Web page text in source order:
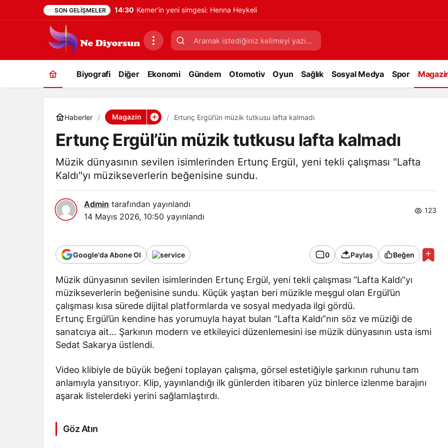
SON GELIŞMELER 14:30 Kemer’in yeni simgesi: Henna Heykeli
Biyografi Diğer Ekonomi Gündem Otomotiv Oyun Sağlık Sosyal Medya Spor
Haberler Magazin Ertunç Ergül’ün müzik tutkusu lafta kalmadı
Ertunç Ergül’ün müzik tutkusu lafta kalmadı
Müzik dünyasının sevilen isimlerinden Ertunç Ergül, yeni tekli çalışması "Lafta
Kaldı"yı müzikseverlerin beğenisine sundu.
Admin tarafından yayınlandı
14 Mayıs 2026, 10:50 yayınlandı
123
Google'da Abone Ol 0 Paylaş Beğen
Müzik dünyasının sevilen isimlerinden Ertunç Ergül, yeni tekli çalışması “Lafta Kaldı”yı
müzikseverlerin beğenisine sundu. Küçük yaştan beri müzikle meşgul olan Ergül’ün
çalışması kısa sürede dijital platformlarda ve sosyal medyada ilgi gördü.
Ertunç Ergül’ün kendine has yorumuyla hayat bulan “Lafta Kaldı”nın söz ve müziği de
sanatcıya ait… Şarkının modern ve etkileyici düzenlemesini ise müzik dünyasının usta ismi
Sedat Sakarya üstlendi.
Video klibiyle de büyük beğeni toplayan çalışma, görsel estetiğiyle şarkının ruhunu tam
anlamıyla yansıtıyor. Klip, yayınlandığı ilk günlerden itibaren yüz binlerce izlenme barajını
aşarak listelerdeki yerini sağlamlaştırdı.
Göz Atın